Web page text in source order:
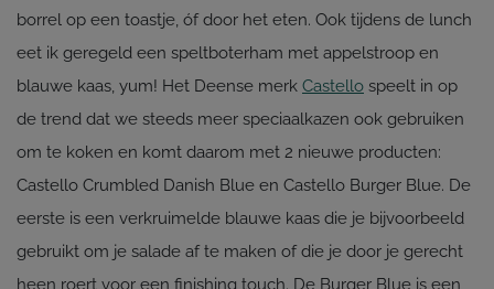
borrel op een toastje, óf door het eten. Ook tijdens de lunch
eet ik geregeld een speltboterham met appelstroop en
blauwe kaas, yum! Het Deense merk Castello speelt in op
de trend dat we steeds meer speciaalkazen ook gebruiken
om te koken en komt daarom met 2 nieuwe producten:
Castello Crumbled Danish Blue en Castello Burger Blue. De
eerste is een verkruimelde blauwe kaas die je bijvoorbeeld
gebruikt om je salade af te maken of die je door je gerecht
heen roert voor een finishing touch. De Burger Blue is een